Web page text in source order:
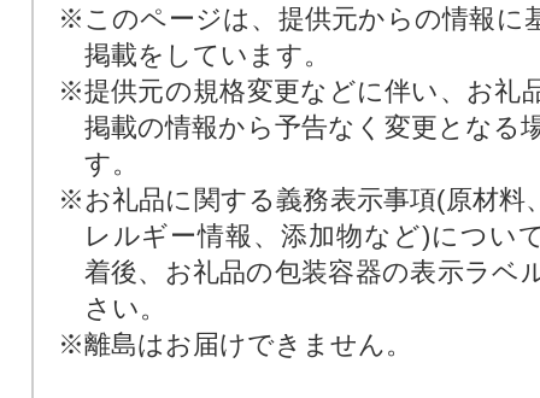
※このページは、提供元からの情報に
掲載をしています。
※提供元の規格変更などに伴い、お礼
掲載の情報から予告なく変更となる
す。
※お礼品に関する義務表示事項(原材料
レルギー情報、添加物など)につい
着後、お礼品の包装容器の表示ラベ
さい。
※離島はお届けできません。